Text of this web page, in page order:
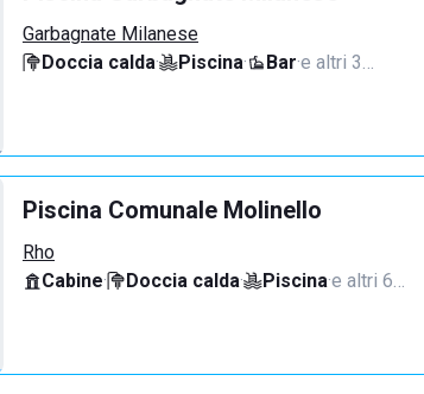
Garbagnate Milanese
Doccia calda· Piscina· Bar·e altri 3…
Piscina Comunale Molinello
Rho
Cabine· Doccia calda· Piscina·e altri 6…